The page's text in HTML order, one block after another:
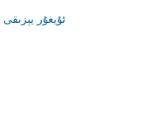
ئۇيغۇر